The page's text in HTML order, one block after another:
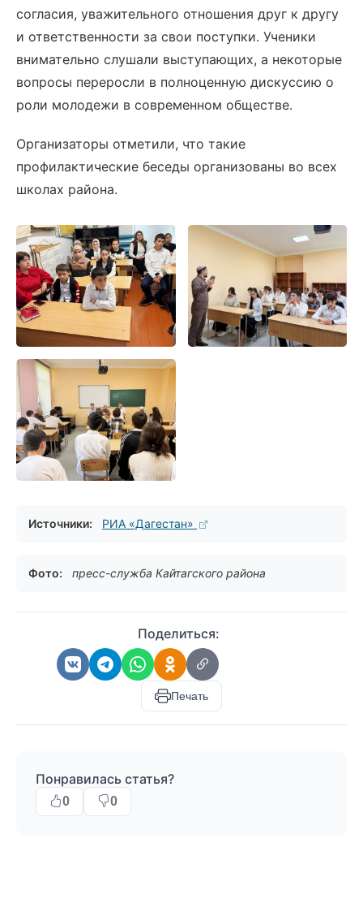
согласия, уважительного отношения друг к другу
и ответственности за свои поступки. Ученики
внимательно слушали выступающих, а некоторые
вопросы переросли в полноценную дискуссию о
роли молодежи в современном обществе.
Организаторы отметили, что такие
профилактические беседы организованы во всех
школах района.
Источники: РИА «Дагестан»
Фото: пресс-служба Кайтагского района
Поделиться:
Печать
Понравилась статья?
0 0